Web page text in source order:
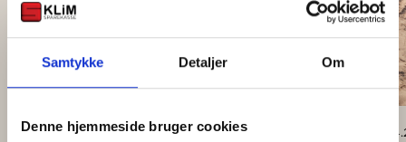
Samtykke Detaljer Om
Denne hjemmeside bruger cookies